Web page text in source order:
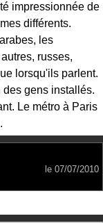
impressionnée de
différents.
les
russes,
lorsqu'ils parlent.
des gens installés.
Le métro à Paris
le 07/07/2010